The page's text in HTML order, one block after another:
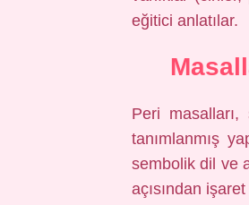
eğitici anlatılar.
Peri
tanımlanmış
sembolik dil ve
açısından